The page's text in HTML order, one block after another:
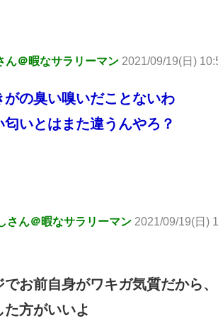
ん＠暇なサラリーマン 2021/09/19(日)
がの臭い嗅いだことないわ
匂いとはまた違うんやろ？
さん＠暇なサラリーマン 2021/09/19(日)
でお前自身がワキガ気質だから
た方がいいよ